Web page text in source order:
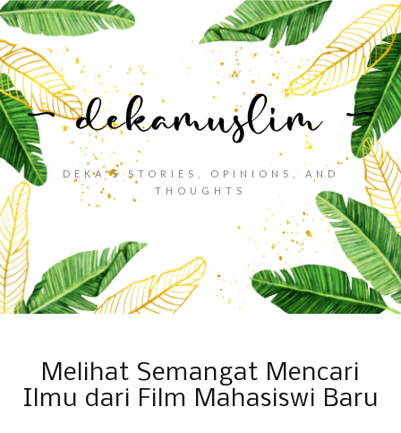
DEKA'S STORIES, OPINIONS, AND
THOUGHTS
Melihat Semangat Mencari
Ilmu dari Film Mahasiswi Baru